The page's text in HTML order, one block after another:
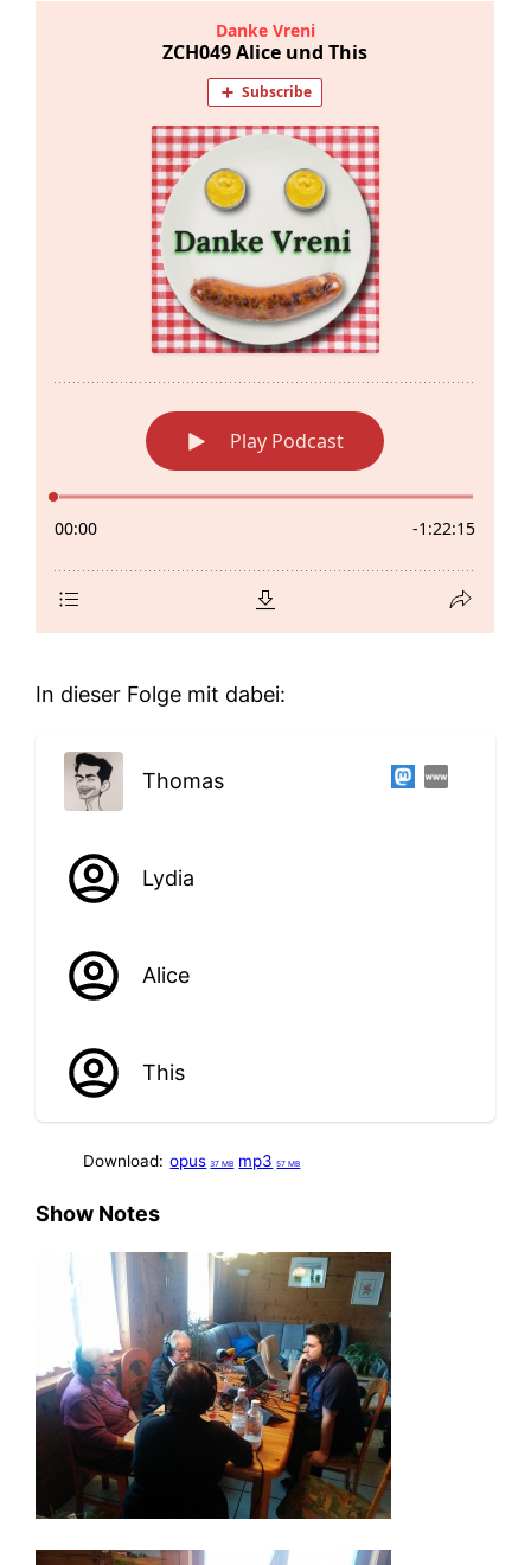
In dieser Folge mit dabei:
Thomas
Lydia
Alice
This
Download: opus 37 MB mp3 57 MB
Show Notes